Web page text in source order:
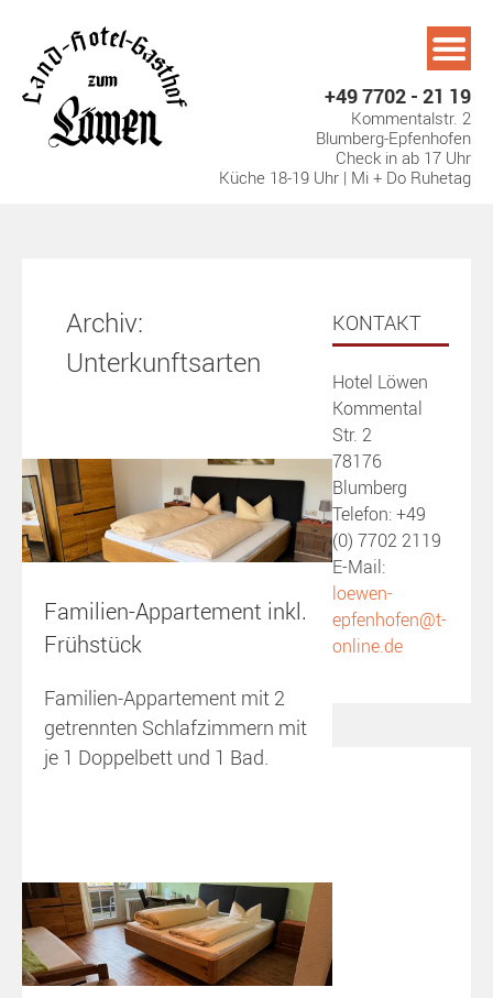
content
+49 7702 - 21 19
Kommentalstr. 2
Blumberg-Epfenhofen
Check in ab 17 Uhr
Küche 18-19 Uhr | Mi + Do Ruhetag
Archiv:
Unterkunftsarten
Familien-Appartement inkl.
Frühstück
Familien-Appartement mit 2
getrennten Schlafzimmern mit
je 1 Doppelbett und 1 Bad.
KONTAKT
Hotel Löwen
Kommental
Str. 2
78176
Blumberg
Telefon: +49
(0) 7702 2119
E-Mail:
loewen-
epfenhofen@t-
online.de